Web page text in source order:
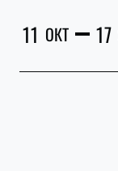
11 ОКТ 17